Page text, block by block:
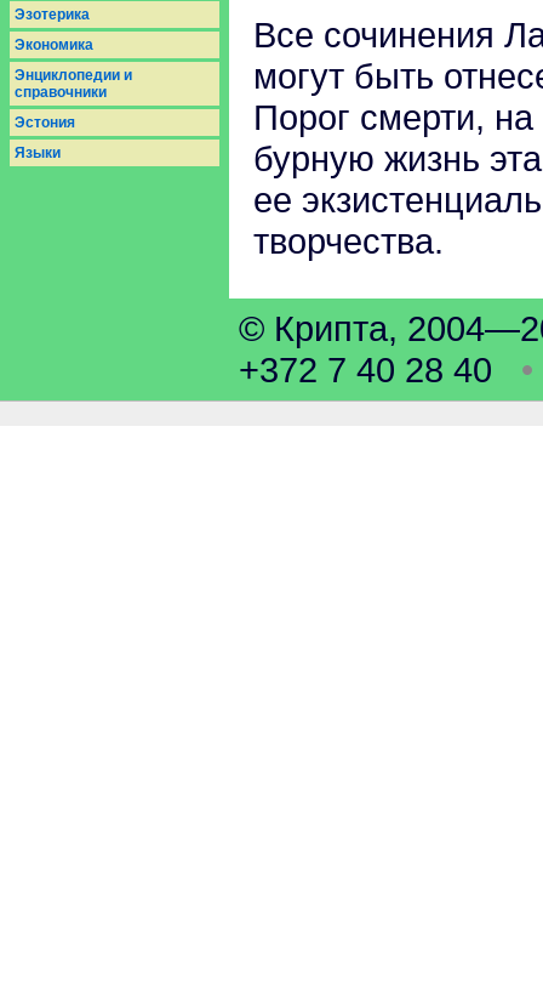
Эзотерика
Экономика
Энциклопедии и
справочники
Эстония
Языки
Все сочинения
могут быть
Порог смерти,
бурную жизнь
ее
творчества.
© Крипта,
+372 7 40 28 40 •